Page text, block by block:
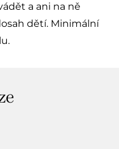
a ani na ně
dětí. Minimální